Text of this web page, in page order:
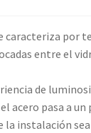
caracteriza por
entre el
de
acero pasa a
la instalación